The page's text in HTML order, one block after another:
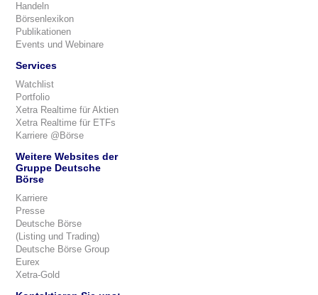
Handeln
Börsenlexikon
Publikationen
Events und Webinare
Services
Watchlist
Portfolio
Xetra Realtime für Aktien
Xetra Realtime für ETFs
Karriere @Börse
Weitere Websites der
Gruppe Deutsche
Börse
Karriere
Presse
Deutsche Börse
(Listing und Trading)
Deutsche Börse Group
Eurex
Xetra-Gold